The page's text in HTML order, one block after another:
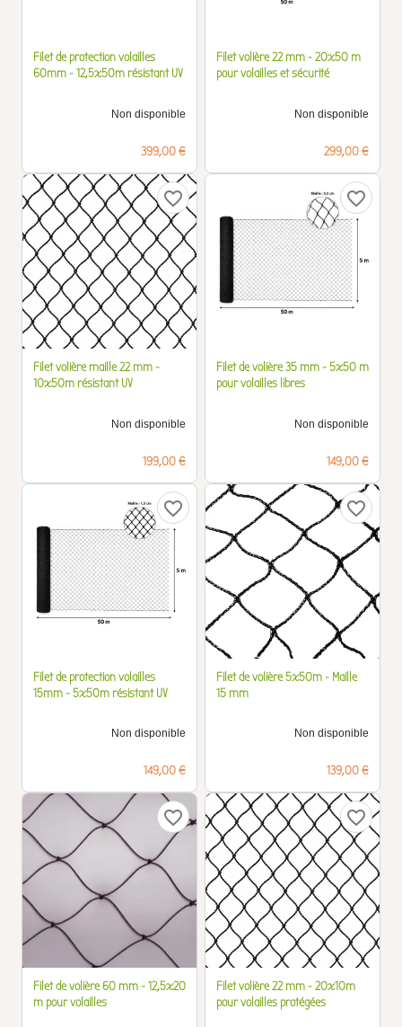
Filet de protection volailles
60mm - 12,5x50m résistant UV
Non disponible
Prix
399,00 €
Filet volière 22 mm - 20x50 m
pour volailles et sécurité
Non disponible
Prix
299,00 €
favorite_border
Filet volière maille 22 mm -
10x50m résistant UV
Non disponible
Prix
199,00 €
favorite_border
Filet de volière 35 mm - 5x50 m
pour volailles libres
Non disponible
Prix
149,00 €
favorite_border
Filet de protection volailles
15mm - 5x50m résistant UV
Non disponible
Prix
149,00 €
favorite_border
Filet de volière 5x50m - Maille
15 mm
Non disponible
Prix
139,00 €
favorite_border
Filet de volière 60 mm - 12,5x20
m pour volailles
favorite_border
Filet volière 22 mm - 20x10m
pour volailles protégées